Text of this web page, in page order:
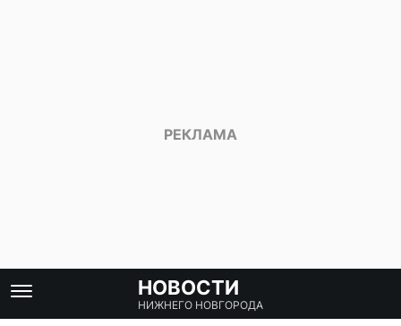
НОВОСТИ
НИЖНЕГО НОВГОРОДА